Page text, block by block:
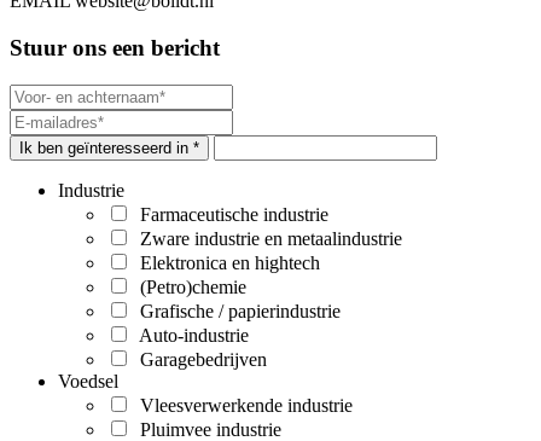
Stuur ons een bericht
Ik ben geïnteresseerd in *
Industrie
Farmaceutische industrie
Zware industrie en metaalindustrie
Elektronica en hightech
(Petro)chemie
Grafische / papierindustrie
Auto-industrie
Garagebedrijven
Voedsel
Vleesverwerkende industrie
Pluimvee industrie